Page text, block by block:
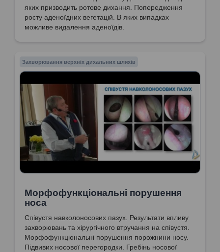
яких призводить ротове дихання. Попередження
росту аденоїдних вегетацій. В яких випадках
можливе видалення аденоїдів.
Захворювання верхніх дихальних шляхів
Морфофункціональні порушення
носа
Співустя навколоносових пазух. Результати впливу
захворювань та хірургічного втручання на співустя.
Морфофункціональні порушення порожнини носу.
Підвивих носової перегородки. Гребінь носової